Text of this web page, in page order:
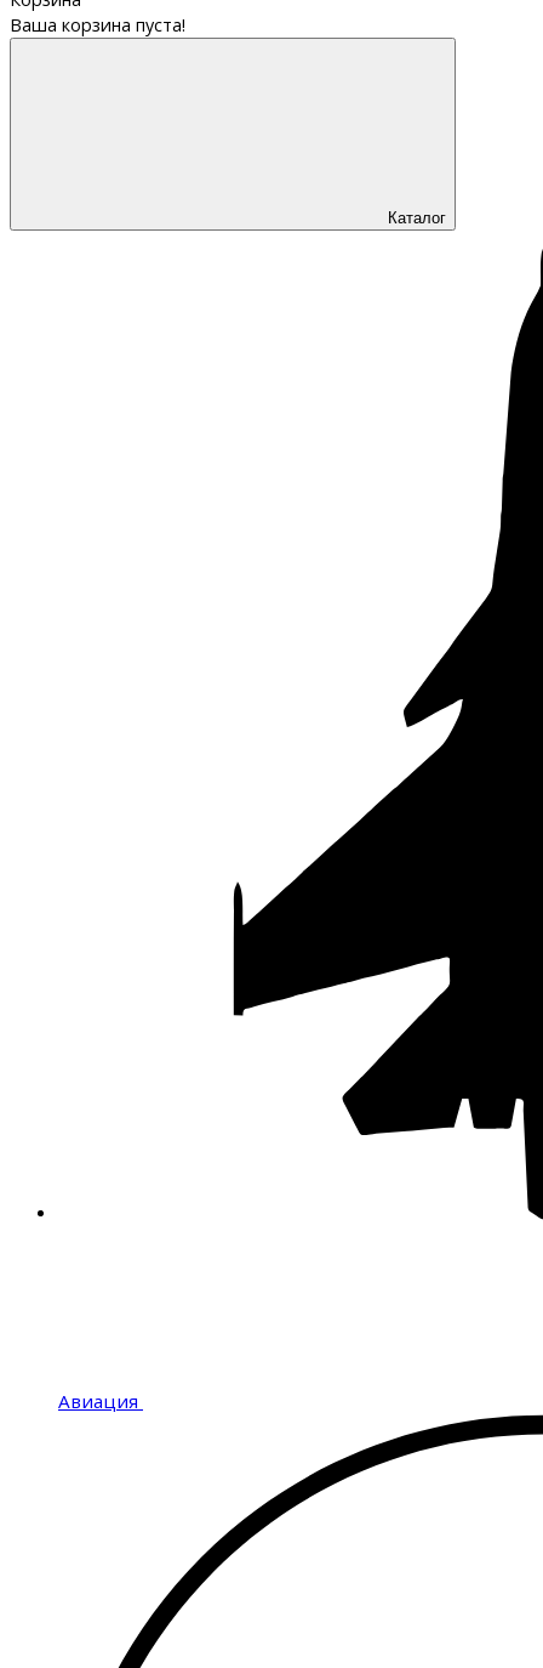
Ваша корзина пуста!
Каталог
Авиация